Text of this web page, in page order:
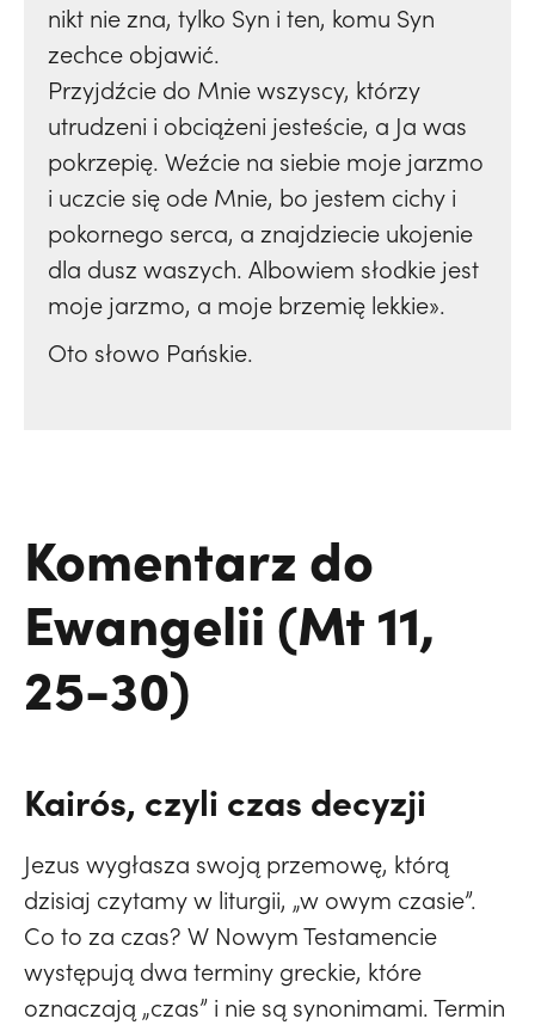
nikt nie zna, tylko Syn i ten, komu Syn
zechce objawić.
Przyjdźcie do Mnie wszyscy, którzy
utrudzeni i obciążeni jesteście, a Ja was
pokrzepię. Weźcie na siebie moje jarzmo
i uczcie się ode Mnie, bo jestem cichy i
pokornego serca, a znajdziecie ukojenie
dla dusz waszych. Albowiem słodkie jest
moje jarzmo, a moje brzemię lekkie».
Oto słowo Pańskie.
Komentarz do
Ewangelii (Mt 11,
25-30)
Kairós, czyli czas decyzji
Jezus wygłasza swoją przemowę, którą
dzisiaj czytamy w liturgii, „w owym czasie”.
Co to za czas? W Nowym Testamencie
występują dwa terminy greckie, które
oznaczają „czas” i nie są synonimami. Termin